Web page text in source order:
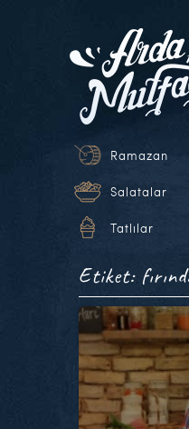
Ramazan
Salatalar
Tatlılar
Etiket: